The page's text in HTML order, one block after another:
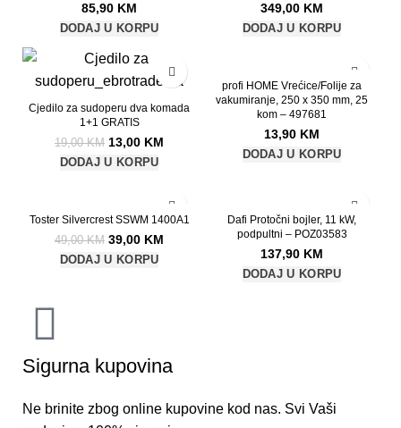
85,90 KM
DODAJ U KORPU
349,00 KM
DODAJ U KORPU
Cjedilo za sudoperu dva komada
1+1 GRATIS
19,00KM 13,00 KM
DODAJ U KORPU
profi HOME Vrećice/Folije za
vakumiranje, 250 x 350 mm, 25
kom – 497681
13,90 KM
DODAJ U KORPU
Toster Silvercrest SSWM 1400A1
49,00KM 39,00 KM
DODAJ U KORPU
Dafi Protočni bojler, 11 kW,
podpultni – POZ03583
137,90 KM
DODAJ U KORPU
Sigurna kupovina
Ne brinite zbog online kupovine kod nas. Svi Vaši